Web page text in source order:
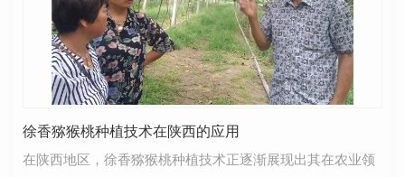
徐香猕猴桃种植技术在陕西的应用
在陕西地区，徐香猕猴桃种植技术正逐渐展现出其在农业领